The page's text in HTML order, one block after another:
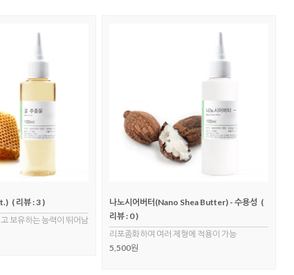
( 리뷰 : 3 )
보유하는 능력이 뛰어남
나노시어버터(Nano Shea Butter) - 수용성 (
리뷰 : 0 )
리포좀화하여 여러 제형에 적용이 가능
5,500원